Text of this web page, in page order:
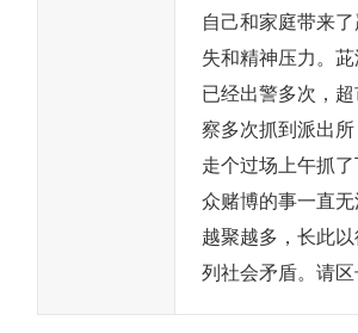
自己和家庭带来
失和精神压力。
已经出警多次，
察多次抓到派出
走个过场上午抓
众赌博的事一直
越聚越多，长此
列社会矛盾。请区